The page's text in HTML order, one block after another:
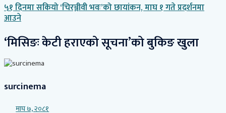
५१ दिनमा सकियो ‘चिरञ्जीवी भवः’को छायांकन, माघ १ गते प्रदर्शनमा
आउने
‘मिसिङः केटी हराएको सूचना’को बुकिङ खुला
surcinema
माघ ७, २०८१